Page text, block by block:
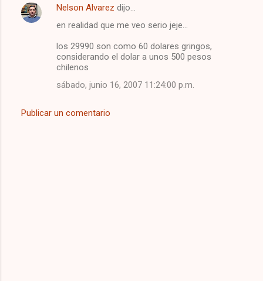
Nelson Alvarez dijo…
en realidad que me veo serio jeje...
los 29990 son como 60 dolares gringos,
considerando el dolar a unos 500 pesos
chilenos
sábado, junio 16, 2007 11:24:00 p.m.
Publicar un comentario